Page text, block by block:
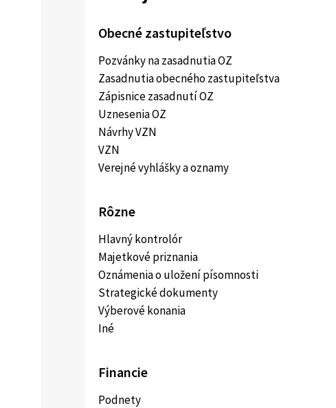
Obecné zastupiteľstvo
Pozvánky na zasadnutia OZ
Zasadnutia obecného zastupiteľstva
Zápisnice zasadnutí OZ
Uznesenia OZ
Návrhy VZN
VZN
Verejné vyhlášky a oznamy
Rôzne
Hlavný kontrolór
Majetkové priznania
Oznámenia o uložení písomnosti
Strategické dokumenty
Výberové konania
Iné
Financie
Podnety